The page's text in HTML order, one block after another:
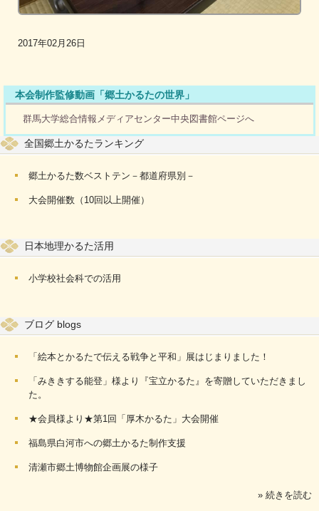
2017年02月26日
本会制作監修動画「郷土かるたの世界」
群馬大学総合情報メディアセンター中央図書館ページへ
全国郷土かるたランキング
郷土かるた数ベストテン－都道府県別－
大会開催数（10回以上開催）
日本地理かるた活用
小学校社会科での活用
ブログ blogs
「絵本とかるたで伝える戦争と平和」展はじまりました！
「みききする能登」様より『宝立かるた』を寄贈していただきまし
た。
★会員様より★第1回「厚木かるた」大会開催
福島県白河市への郷土かるた制作支援
清瀬市郷土博物館企画展の様子
» 続きを読む